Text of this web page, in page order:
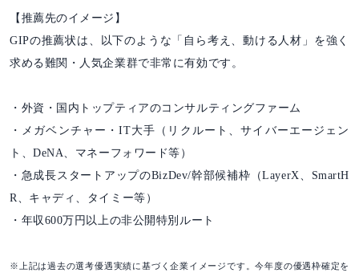
【推薦先のイメージ】
GIPの推薦状は、以下のような「自ら考え、動ける人材」を強く
求める難関・人気企業群で非常に有効です。
・外資・国内トップティアのコンサルティングファーム
・メガベンチャー・IT大手（リクルート、サイバーエージェン
ト、DeNA、マネーフォワード等）
・急成長スタートアップのBizDev/幹部候補枠（LayerX、SmartH
R、キャディ、タイミー等）
・年収600万円以上の非公開特別ルート
※上記は過去の選考優遇実績に基づく企業イメージです。今年度の優遇枠確定を